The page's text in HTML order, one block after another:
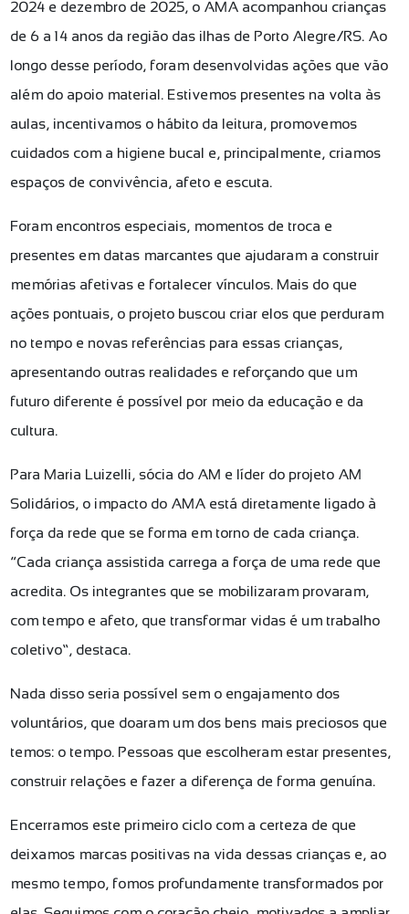
2024 e dezembro de 2025, o AMA acompanhou crianças
de 6 a 14 anos da região das ilhas de Porto Alegre/RS. Ao
longo desse período, foram desenvolvidas ações que vão
além do apoio material. Estivemos presentes na volta às
aulas, incentivamos o hábito da leitura, promovemos
cuidados com a higiene bucal e, principalmente, criamos
espaços de convivência, afeto e escuta.
Foram encontros especiais, momentos de troca e
presentes em datas marcantes que ajudaram a construir
memórias afetivas e fortalecer vínculos. Mais do que
ações pontuais, o projeto buscou criar elos que perduram
no tempo e novas referências para essas crianças,
apresentando outras realidades e reforçando que um
futuro diferente é possível por meio da educação e da
cultura.
Para Maria Luizelli, sócia do AM e líder do projeto AM
Solidários, o impacto do AMA está diretamente ligado à
força da rede que se forma em torno de cada criança.
“Cada criança assistida carrega a força de uma rede que
acredita. Os integrantes que se mobilizaram provaram,
com tempo e afeto, que transformar vidas é um trabalho
coletivo”, destaca.
Nada disso seria possível sem o engajamento dos
voluntários, que doaram um dos bens mais preciosos que
temos: o tempo. Pessoas que escolheram estar presentes,
construir relações e fazer a diferença de forma genuína.
Encerramos este primeiro ciclo com a certeza de que
deixamos marcas positivas na vida dessas crianças e, ao
mesmo tempo, fomos profundamente transformados por